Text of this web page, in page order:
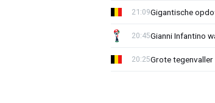
Gigantische
21:09
Gianni Infantino
20:45
Grote tegenvaller
20:25